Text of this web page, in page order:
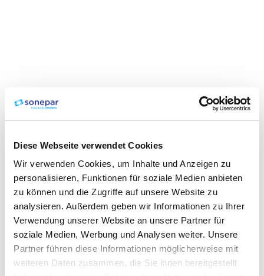
Diese Webseite verwendet Cookies
Wir verwenden Cookies, um Inhalte und Anzeigen zu
personalisieren, Funktionen für soziale Medien anbieten
zu können und die Zugriffe auf unsere Website zu
analysieren. Außerdem geben wir Informationen zu Ihrer
Verwendung unserer Website an unsere Partner für
soziale Medien, Werbung und Analysen weiter. Unsere
Partner führen diese Informationen möglicherweise mit
weiteren Daten zusammen, die Sie ihnen bereitgestellt